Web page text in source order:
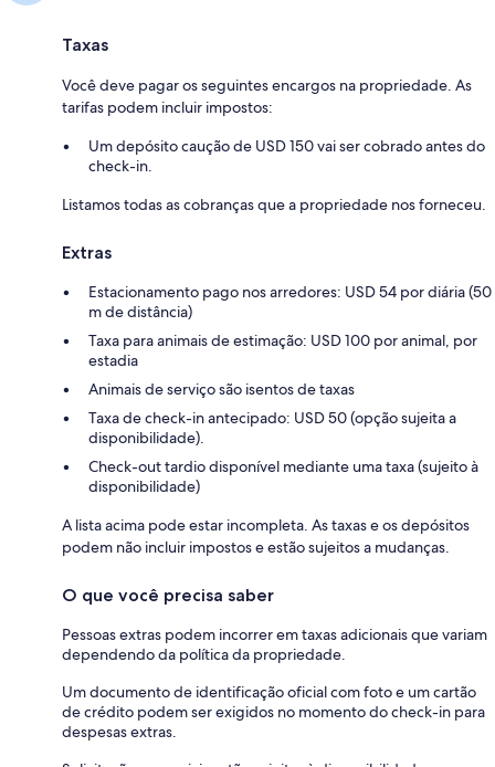
Taxas
Você deve pagar os seguintes encargos na propriedade. As
tarifas podem incluir impostos:
Um depósito caução de USD 150 vai ser cobrado antes do
check-in.
Listamos todas as cobranças que a propriedade nos forneceu.
Extras
Estacionamento pago nos arredores: USD 54 por diária (50
m de distância)
Taxa para animais de estimação: USD 100 por animal, por
estadia
Animais de serviço são isentos de taxas
Taxa de check-in antecipado: USD 50 (opção sujeita a
disponibilidade).
Check-out tardio disponível mediante uma taxa (sujeito à
disponibilidade)
A lista acima pode estar incompleta. As taxas e os depósitos
podem não incluir impostos e estão sujeitos a mudanças.
O que você precisa saber
Pessoas extras podem incorrer em taxas adicionais que variam
dependendo da política da propriedade.
Um documento de identificação oficial com foto e um cartão
de crédito podem ser exigidos no momento do check-in para
despesas extras.